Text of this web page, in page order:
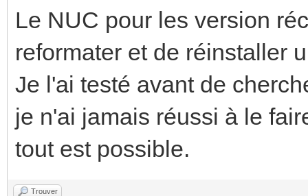
Le NUC pour les version
reformater et de réinstaller
Je l'ai testé avant de
je n'ai jamais réussi à le
tout est possible.
Trouver